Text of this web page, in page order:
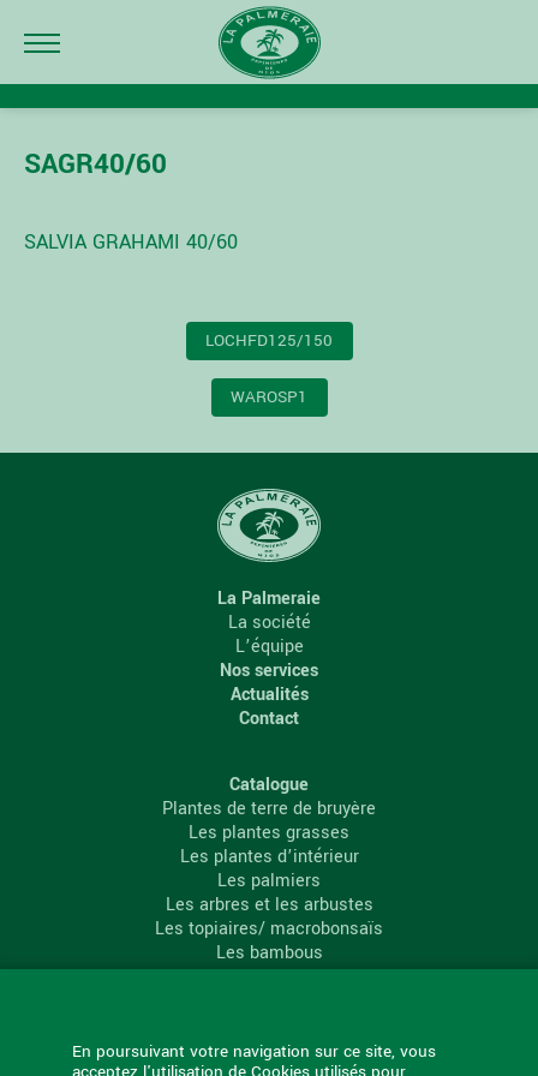
En poursuivant votre navigation sur ce site, vous
SAGR40/60
SALVIA GRAHAMI 40/60
LOCHFD125/150
WAROSP1
La Palmeraie
La société
L’équipe
Nos services
Actualités
Contact
Catalogue
Plantes de terre de bruyère
Les plantes grasses
Les plantes d’intérieur
Les palmiers
Les arbres et les arbustes
Les topiaires/ macrobonsaïs
Les bambous
Les conifères
La Palmeraie